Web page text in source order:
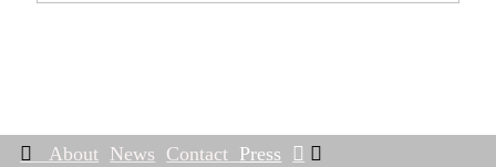
︎ About News Contact Press ︎ ︎